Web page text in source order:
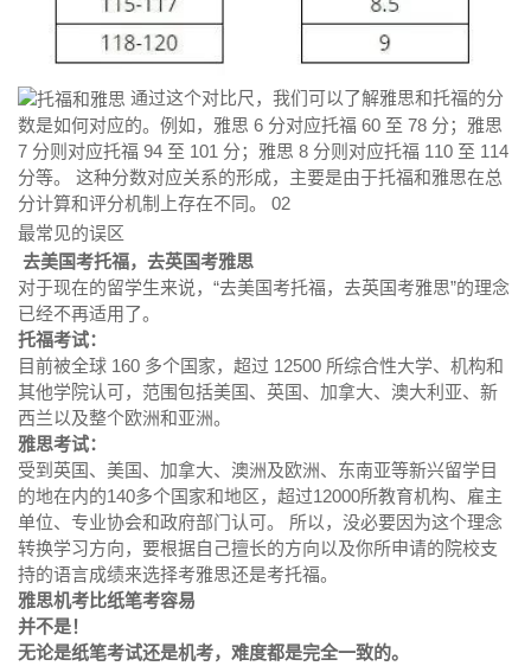
通过这个对比尺，我们可以了解雅思和托福的分
数是如何对应的。例如，雅思 6 分对应托福 60 至 78 分；雅思
7 分则对应托福 94 至 101 分；雅思 8 分则对应托福 110 至 114
分等。 这种分数对应关系的形成，主要是由于托福和雅思在总
分计算和评分机制上存在不同。 02
最常见的误区
去美国考托福，去英国考雅思
对于现在的留学生来说，“去美国考托福，去英国考雅思”的理念
已经不再适用了。
托福考试：
目前被全球 160 多个国家，超过 12500 所综合性大学、机构和
其他学院认可，范围包括美国、英国、加拿大、澳大利亚、新
西兰以及整个欧洲和亚洲。
雅思考试：
受到英国、美国、加拿大、澳洲及欧洲、东南亚等新兴留学目
的地在内的140多个国家和地区，超过12000所教育机构、雇主
单位、专业协会和政府部门认可。 所以，没必要因为这个理念
转换学习方向，要根据自己擅长的方向以及你所申请的院校支
持的语言成绩来选择考雅思还是考托福。
雅思机考比纸笔考容易
并不是！
无论是纸笔考试还是机考，难度都是完全一致的。